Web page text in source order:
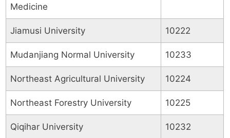
Medicine
Jiamusi University 10222
Mudanjiang Normal University 10233
Northeast Agricultural University 10224
Northeast Forestry University 10225
Qiqihar University 10232